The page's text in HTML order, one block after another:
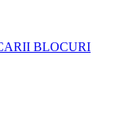
BLOCURI